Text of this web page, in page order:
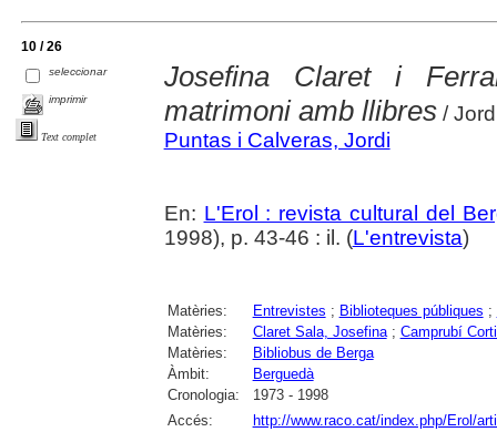
10 / 26
seleccionar
imprimir
Text complet
Josefina Claret i
matrimoni amb llibres/
Puntas i Calveras, Jordi
En: L'Erol : revista cultural del
1998), p. 43-46 : il. (L'entrevista)
Matèries: Entrevistes ; Biblioteques públiques ;
Matèries:
Claret Sala, Josefina; Camprubí
Matèries:
Bibliobus de Berga
Àmbit:
Berguedà
Cronologia:
1973 - 1998
Accés:
http://www.raco.cat/index.php/Erol/